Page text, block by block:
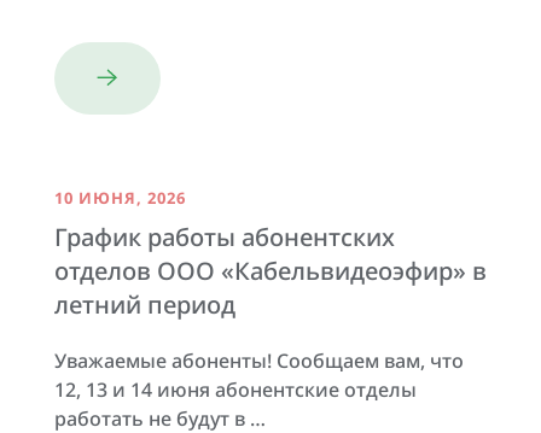
10 ИЮНЯ, 2026
График работы абонентских
отделов ООО «Кабельвидеоэфир» в
летний период
Уважаемые абоненты! Сообщаем вам, что
12, 13 и 14 июня абонентские отделы
работать не будут в …